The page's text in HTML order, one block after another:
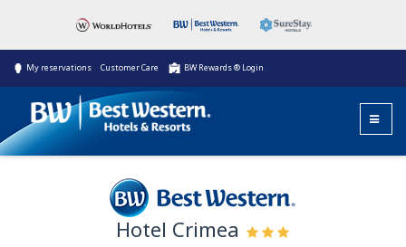
My reservations Customer Care BW Rewards ® Login
Best Western
Hotel Crimea